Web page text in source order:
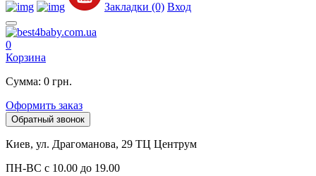
Закладки (0) Вход
0
Корзина
Сумма: 0 грн.
Оформить заказ
Обратный звонок
Киев, ул. Драгоманова, 29 ТЦ Центрум
ПН-ВС с 10.00 до 19.00